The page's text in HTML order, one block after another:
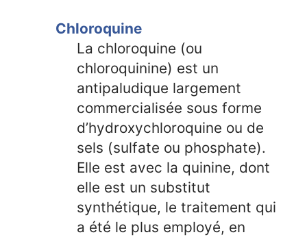
Chloroquine
La chloroquine (ou
chloroquinine) est un
antipaludique largement
commercialisée sous forme
d’hydroxychloroquine ou de
sels (sulfate ou phosphate).
Elle est avec la quinine, dont
elle est un substitut
synthétique, le traitement qui
a été le plus employé, en